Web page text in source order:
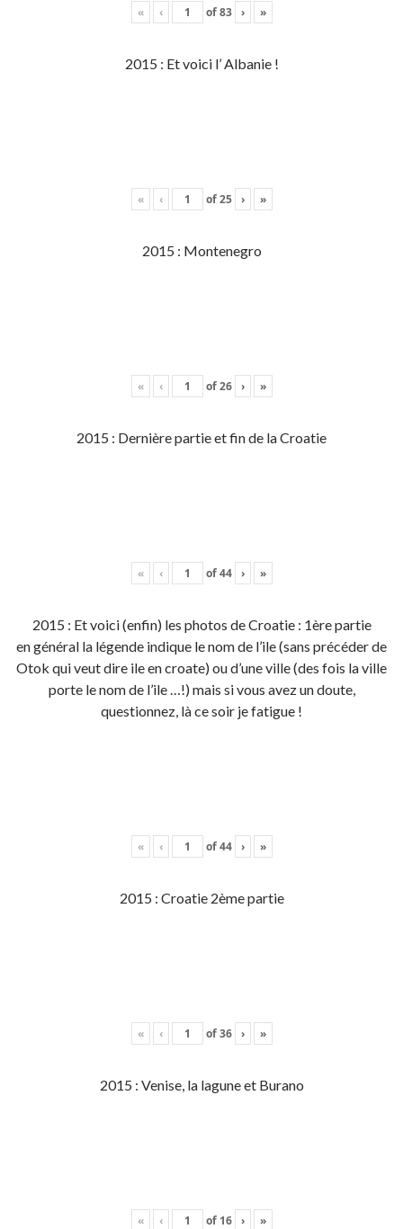
« ‹ of83 › »
2015 : Et voici l’ Albanie !
« ‹ of25 › »
2015 : Montenegro
« ‹ of26 › »
2015 : Dernière partie et fin de la Croatie
« ‹ of44 › »
2015 : Et voici (enfin) les photos de Croatie : 1ère partie
en général la légende indique le nom de l’ile (sans précéder de
Otok qui veut dire ile en croate) ou d’une ville (des fois la ville
porte le nom de l’ile …!) mais si vous avez un doute,
questionnez, là ce soir je fatigue !
« ‹ of44 › »
2015 : Croatie 2ème partie
« ‹ of36 › »
2015 : Venise, la lagune et Burano
« ‹ of 16 › »